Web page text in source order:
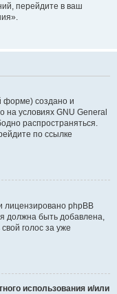
перейдите в ваш
форме) создано и
на условиях GNU General
распространяться.
по ссылке
лицензировано phpBB
должна быть добавлена,
голос за уже
использования и/или